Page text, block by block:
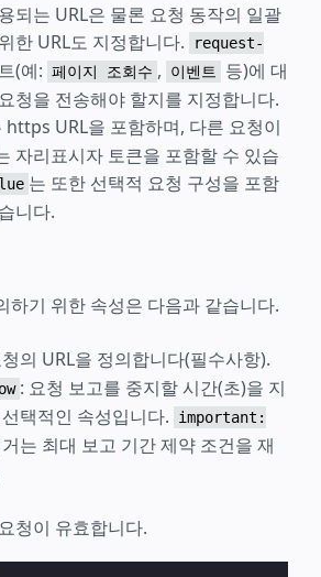
되는 URL은 물론 요청 동작의 일괄
한 URL도 지정합니다.
request-
(예: 페이지 조회수 , 이벤트
등)에 대
청을 전송해야 할지를 지정합니다.
https URL을 포함하며, 다른 요청이
자리표시자 토큰을 포함할 수 있습
는 또한 선택적 요청 구성을 포함
니다.
하기 위한 속성은 다음과 같습니다.
의 URL을 정의합니다(필수사항).
: 요청 보고를 중지할 시간(초)을 지
택적인 속성입니다.
important:
는 최대 보고 기간 제약 조건을 재
청이 유효합니다.